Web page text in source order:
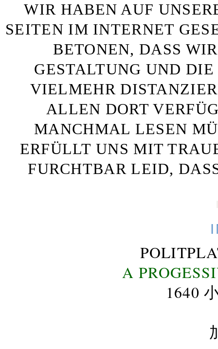
WIR HABEN AUF
SEITEN IM INTERNET
BETONEN, DASS
GESTALTUNG UND
VIELMEHR
ALLEN DORT
MANCHMAL LESEN
ERFÜLLT UNS MIT
FURCHTBAR LEID,
A
1640